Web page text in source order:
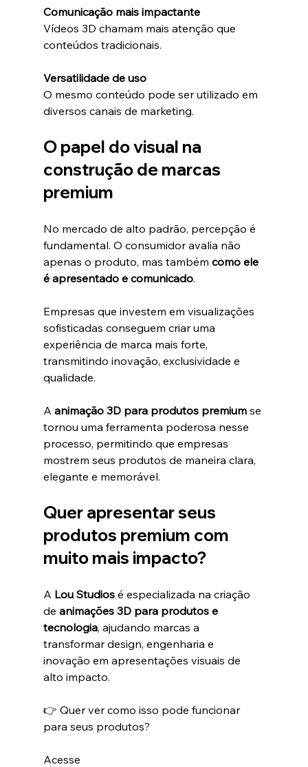
Comunicação mais impactante
Vídeos 3D chamam mais atenção que
conteúdos tradicionais.
Versatilidade de uso
O mesmo conteúdo pode ser utilizado em
diversos canais de marketing.
O papel do visual na
construção de marcas
premium
No mercado de alto padrão, percepção é
fundamental. O consumidor avalia não
apenas o produto, mas também como ele
é apresentado e comunicado.
Empresas que investem em visualizações
sofisticadas conseguem criar uma
experiência de marca mais forte,
transmitindo inovação, exclusividade e
qualidade.
A animação 3D para produtos premium se
tornou uma ferramenta poderosa nesse
processo, permitindo que empresas
mostrem seus produtos de maneira clara,
elegante e memorável.
Quer apresentar seus
produtos premium com
muito mais impacto?
A Lou Studios é especializada na criação
de animações 3D para produtos e
tecnologia, ajudando marcas a
transformar design, engenharia e
inovação em apresentações visuais de
alto impacto.
👉 Quer ver como isso pode funcionar
para seus produtos?
Acesse